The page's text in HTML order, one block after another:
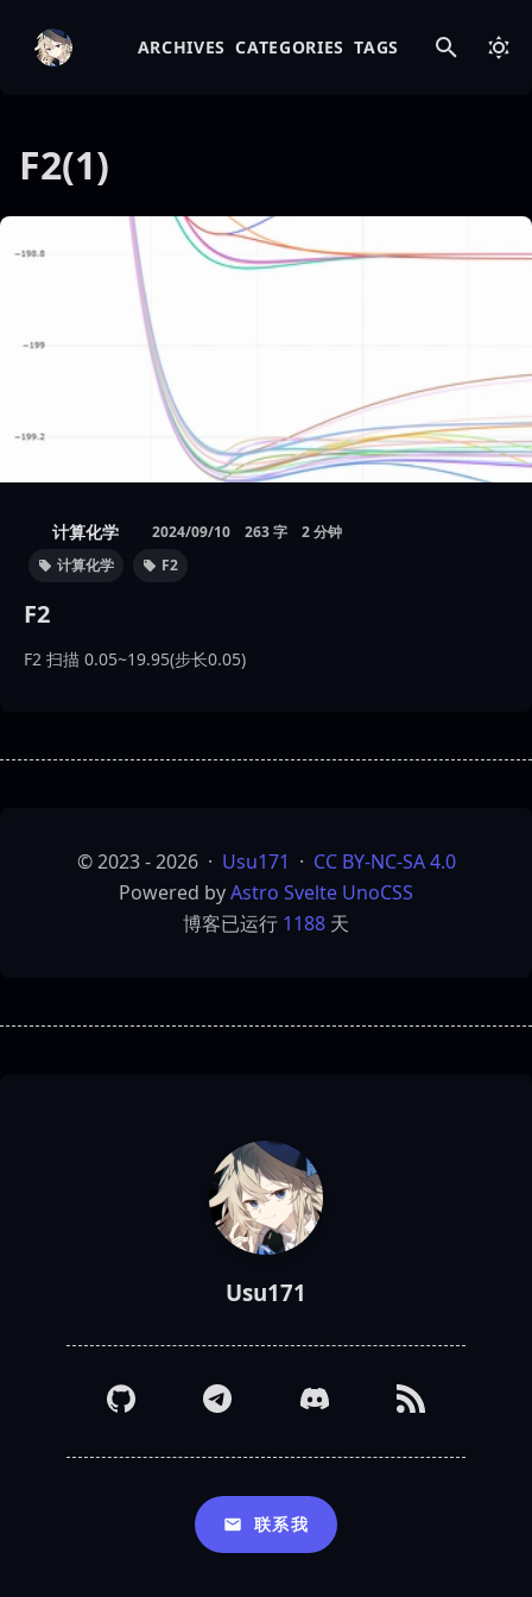
ARCHIVES CATEGORIES TAGS
Usu171
联系我
F2(1)
计算化学 2024/09/10 263 字
2 分钟
计算化学
F2
F2
F2 扫描 0.05~19.95(步长0.05)
© 2023 - 2026 · Usu171 · CC BY-NC-SA 4.0
Powered byAstro Svelte UnoCSS
博客已运行 1188 天